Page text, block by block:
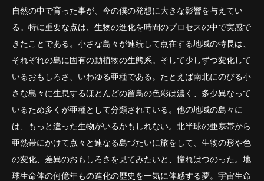
自然の中で育った事が、今の僕の発想に大きな影響を与えてい
る。特に重要な点は、生物の進化を時間のプロセスの中で実感で
きたことである。小さな島々が連続して点在する地域の特長は、
それぞれの島に固有の動植物の生態系。そして少しずつ変化して
いるおもしろさ、いわゆる亜種である。たとえば南北にのびる小
さな島々に生息するほとんどの留鳥の色彩は濃く、多少異なって
いるため多くが亜種として分類されている。他の地域の島々に
は、もっと違った生物がいるかもしれない。北半球の亜寒帯から
亜熱帯にかけて点々と連なる島づたいに旅をして、生物の形や色
の変化、差異のおもしろさを見てみたいと、憧れはつのった。地
球生命体の何億年もの進化の歴史を一気に体感する夢。宇宙生命